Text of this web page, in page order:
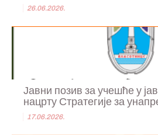
26.06.2026.
Јавни позив за учешће у
нацрту Стратегије за
17.06.2026.